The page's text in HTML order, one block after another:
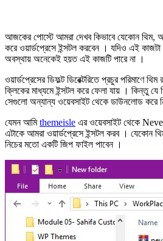
আজকের পোস্টে আমরা দেখব কিভাবে যেকোন থিম,
করে ওয়ার্ডপ্রেসে ইন্সটল করবেন । যদিও এই
অবস্থায় অনেকেই হয়ত এই কাজটি পারে না ।
ওয়ার্ডপ্রেসের ডিফল্ট ডিরেক্টরিতে প্রচুর পরিমাণে
ক্লিকের মাধ্যমে ইন্সটল করে ফেলা যায় । কিন্তু যে
সেগুলো অন্যান্য ওয়েবসাইট থেকে ডাউনলোড করে
যেমন আমিthemeisle এর ওয়েবসাইট থেকে
এটাকে আমরা ওয়ার্ডপ্রেসে ইন্সটল করব । যেকোন
নিচের মতো একটি জিপ ফাইল পাবেন ।